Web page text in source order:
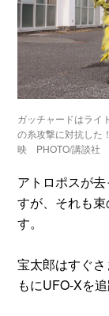
ガッチャードはライ
の糸攻撃に対抗し
映 PHOTO/講談社
アトロポスが
すが、それも
す。
宝太郎はすぐ
もにUFO‐Xを